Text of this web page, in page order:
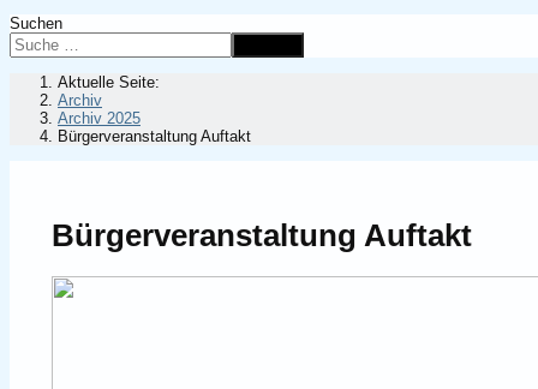
Suchen
Aktuelle Seite:
Archiv
Archiv 2025
Bürgerveranstaltung Auftakt
Bürgerveranstaltung Auftakt